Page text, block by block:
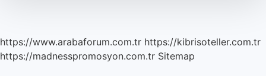
https://www.arabaforum.com.tr https://kibrisoteller.com.tr
https://madnesspromosyon.com.tr Sitemap